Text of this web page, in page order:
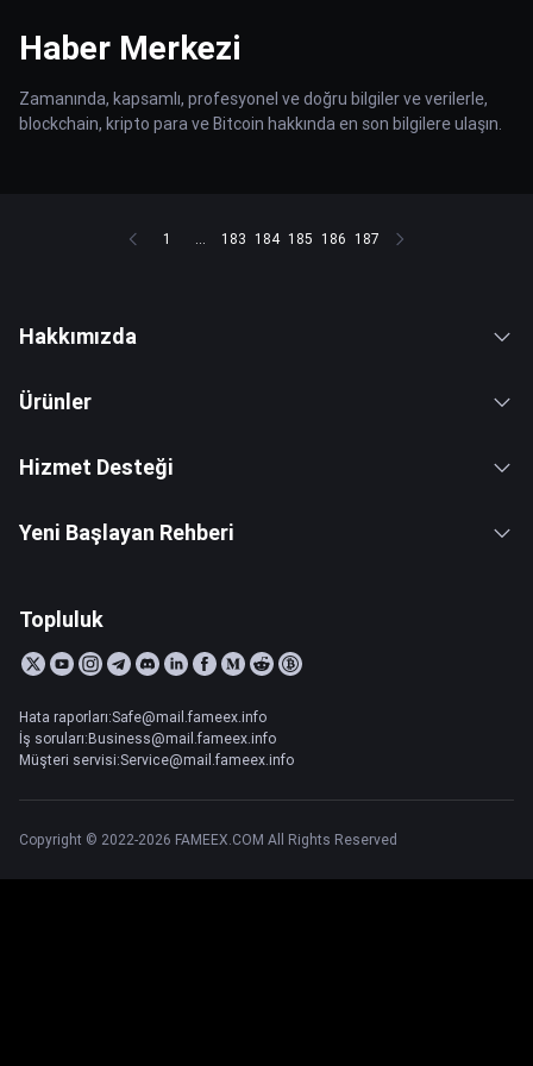
Haber Merkezi
Zamanında, kapsamlı, profesyonel ve doğru bilgiler ve verilerle,
blockchain, kripto para ve Bitcoin hakkında en son bilgilere ulaşın.
1 ... 183 184 185 186 187
Hakkımızda
Ürünler
Hizmet Desteği
Yeni Başlayan Rehberi
Topluluk
Hata raporları:Safe@mail.fameex.info
İş soruları:Business@mail.fameex.info
Müşteri servisi:Service@mail.fameex.info
Copyright © 2022-2026 FAMEEX.COM All Rights Reserved